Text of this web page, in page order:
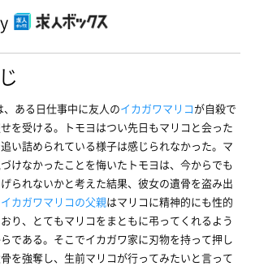
、ある日仕事中に友人のイカガワマリコが自殺で
を受ける。トモヨはつい先日もマリコと会った
い詰められている様子は感じられなかった。マ
けなかったことを悔いたトモヨは、今からでも
られないかと考えた結果、彼女の遺骨を盗み出
イカガワマリコの父親はマリコに精神的にも性的
り、とてもマリコをまともに弔ってくれるよう
である。そこでイカガワ家に刃物を持って押し
を強奪し、生前マリコが行ってみたいと言って